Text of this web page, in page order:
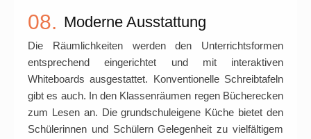
08. Moderne Ausstattung
Die Räumlichkeiten werden den Unterrichtsformen
entsprechend eingerichtet und mit interaktiven
Whiteboards ausgestattet. Konventionelle Schreibtafeln
gibt es auch. In den Klassenräumen regen Bücherecken
zum Lesen an. Die grundschuleigene Küche bietet den
Schülerinnen und Schülern Gelegenheit zu vielfältigem